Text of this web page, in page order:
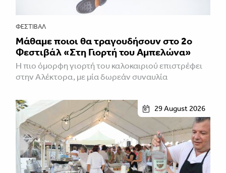
ΦΕΣΤΙΒΑΛ
Μάθαμε ποιοι θα τραγουδήσουν στο 2ο
Φεστιβάλ «Στη Γιορτή του Αμπελώνα»
Η πιο όμορφη γιορτή του καλοκαιριού επιστρέφει
στην Αλέκτορα, με μία δωρεάν συναυλία
29 August 2026